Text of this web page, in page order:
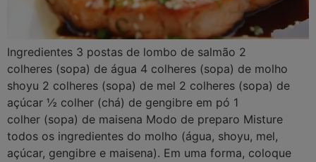
Ingredientes 3 postas de lombo de salmão 2
colheres (sopa) de água 4 colheres (sopa) de molho
shoyu 2 colheres (sopa) de mel 2 colheres (sopa) de
açúcar ½ colher (chá) de gengibre em pó 1
colher (sopa) de maisena Modo de preparo Misture
todos os ingredientes do molho (água, shoyu, mel,
açúcar, gengibre e maisena). Em uma forma, coloque